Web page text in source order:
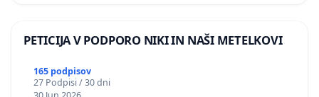
PETICIJA V PODPORO NIKI IN NAŠI METELKOVI
165 podpisov
27 Podpisi / 30 dni